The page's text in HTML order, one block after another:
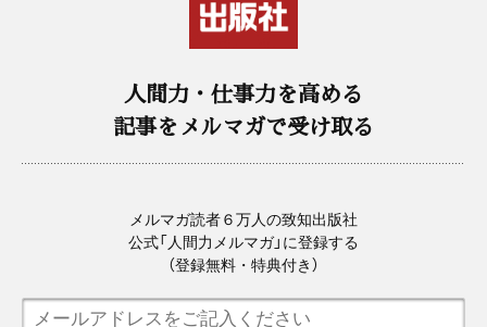
人間力・仕事力を高める
記事をメルマガで受け取る
メルマガ読者６万人の致知出版社
公式「人間力メルマガ」に登録する
（登録無料・特典付き）